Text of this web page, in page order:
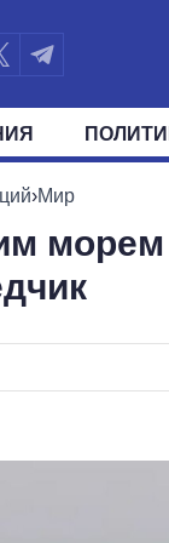
ПРЕЗИДЕНТ И
›Мир
морем